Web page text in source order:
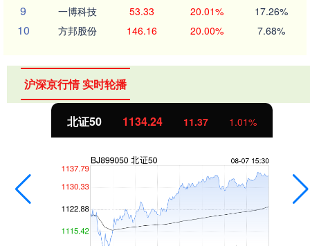
9 一博科技 53.33 20.01% 17.26%
10 方邦股份 146.16 20.00% 7.68%
沪深京行情 实时轮播
北证50 1134.24 11.37 1.01%